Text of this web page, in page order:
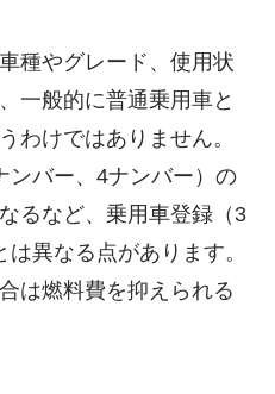
種やグレード、使用状
一般的に普通乗用車と
わけではありません。
ンバー、4ナンバー）の
るなど、乗用車登録（3
異なる点があります。
は燃料費を抑えられる